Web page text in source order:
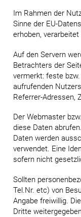
Im Rahmen der
Sinne der EU-
erhoben,
Auf den Servern
Betrachters der
vermerkt: feste
aufrufenden
Referrer-Adressen,
Der Webmaster
diese Daten
Daten werden
verwendet. Eine
sofern nicht
Sollten
Tel.Nr. etc) von
Angabe freiwillig.
Dritte